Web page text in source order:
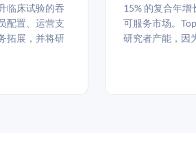
临床试验的吞
配置、运营支
拓展，并将研
15% 的复合年
可服务市场。
研究者产能，因